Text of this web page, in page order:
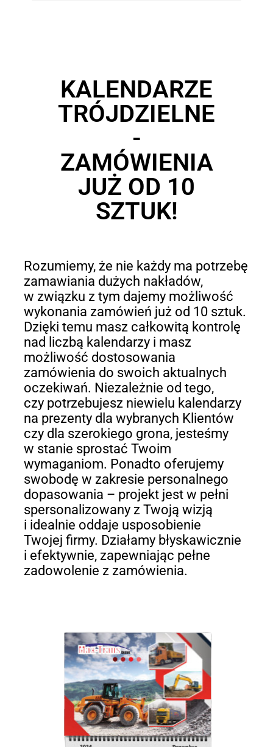
KALENDARZE
TRÓJDZIELNE
-
ZAMÓWIENIA
JUŻ OD 10
SZTUK!
Rozumiemy, że nie każdy ma potrzebę
zamawiania dużych nakładów,
w związku z tym dajemy możliwość
wykonania zamówień już od 10 sztuk.
Dzięki temu masz całkowitą kontrolę
nad liczbą kalendarzy i masz
możliwość dostosowania
zamówienia do swoich aktualnych
oczekiwań. Niezależnie od tego,
czy potrzebujesz niewielu kalendarzy
na prezenty dla wybranych Klientów
czy dla szerokiego grona, jesteśmy
w stanie sprostać Twoim
wymaganiom. Ponadto oferujemy
swobodę w zakresie personalnego
dopasowania – projekt jest w pełni
spersonalizowany z Twoją wizją
i idealnie oddaje usposobienie
Twojej firmy. Działamy błyskawicznie
i efektywnie, zapewniając pełne
zadowolenie z zamówienia.